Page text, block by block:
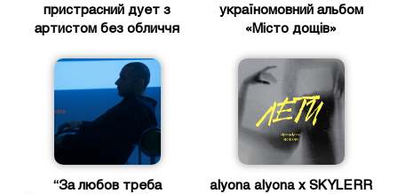
пристрасний дует з
артистом без обличчя
україномовний альбом
«Місто дощів»
“За любов треба
alyona alyona x SKYLERR